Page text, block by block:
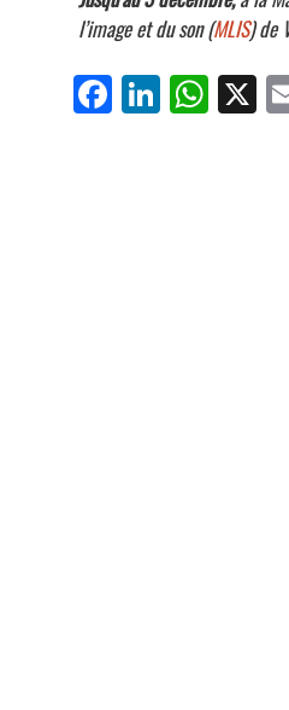
l’image et du son (MLIS) de
Fa
ce
Li
nk
W
ha
X